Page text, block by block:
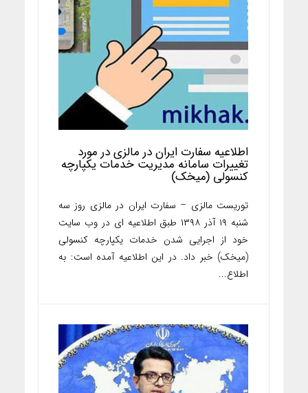
اطلاعیه سفارت ایران در مالزی در مورد
تغییرات سامانه مدیریت خدمات یکپارچه
کنسولی (میخک)
توریست مالزی – سفارت ایران در مالزی روز سه
شنبه ۱۹ آذر ۱۳۹۸ طبق اطلاعیه ای در وب سایت
خود از اجرایی شدن خدمات یکپارچه کنسولی
(میخک) خبر داد. در این اطلاعیه آمده است: به
اطلاع...